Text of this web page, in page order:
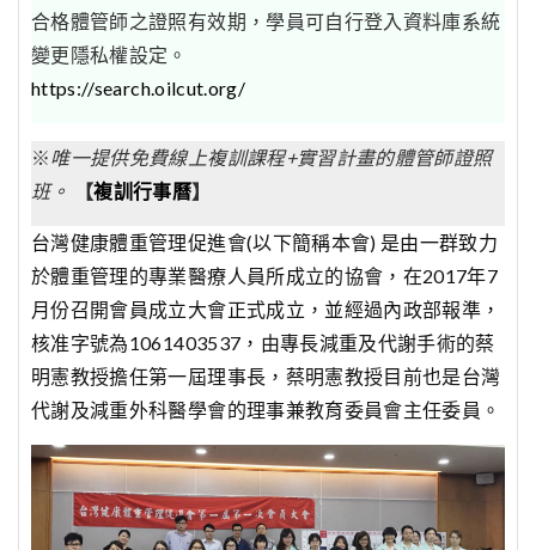
合格體管師之證照有效期，學員可自行登入資料庫系統
變更隱私權設定。
https://search.oilcut.org/
※唯一提供免費線上複訓課程+實習計畫的體管師證照
班。
【複訓行事曆】
台灣健康體重管理促進會(以下簡稱本會) 是由一群致力
於體重管理的專業醫療人員所成立的協會，在2017年7
月份召開會員成立大會正式成立，並經過內政部報準，
核准字號為1061403537，由專長減重及代謝手術的蔡
明憲教授擔任第一屆理事長，蔡明憲教授目前也是台灣
代謝及減重外科醫學會的理事兼教育委員會主任委員。